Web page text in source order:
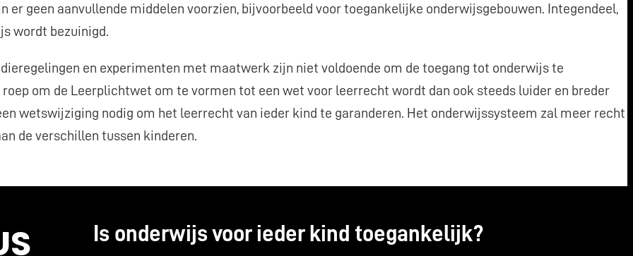
er geen aanvullende middelen voorzien, bijvoorbeeld voor toegankelijke onderwijsgebouwen. Integendeel,
wordt bezuinigd.
en experimenten met maatwerk zijn niet voldoende om de toegang tot onderwijs te
roep om de Leerplichtwet om te vormen tot een wet voor leerrecht wordt dan ook steeds luider en breder
wetswijziging nodig om het leerrecht van ieder kind te garanderen. Het onderwijssysteem zal meer recht
de verschillen tussen kinderen.
Is onderwijs voor ieder kind toegankelijk?